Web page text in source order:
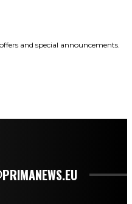
and special announcements.